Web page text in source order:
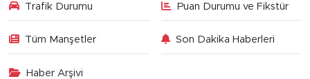
Trafik Durumu Puan Durumu ve Fikstür
Tüm Manşetler Son Dakika Haberleri
Haber Arşivi